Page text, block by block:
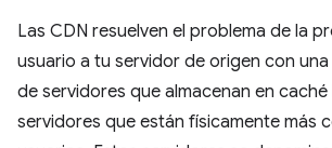
Las CDN resuelven el problema de la
usuario a tu servidor de origen con
de servidores que almacenan en
servidores que están físicamente más